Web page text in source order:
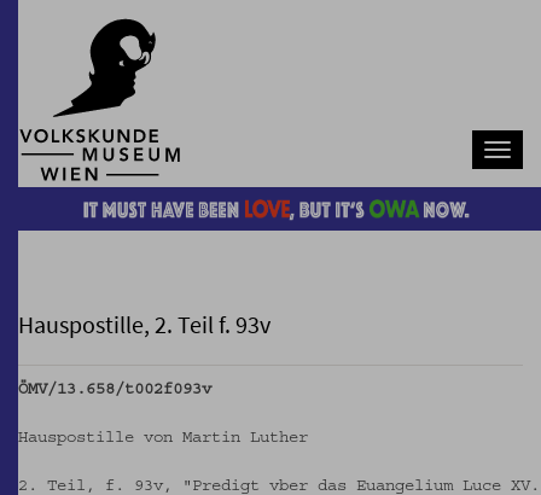
Hauspostille, 2. Teil f. 93v
ÖMV/13.658/t002f093v
Hauspostille von Martin Luther
2. Teil, f. 93v, "Predigt vber das Euangelium Luce